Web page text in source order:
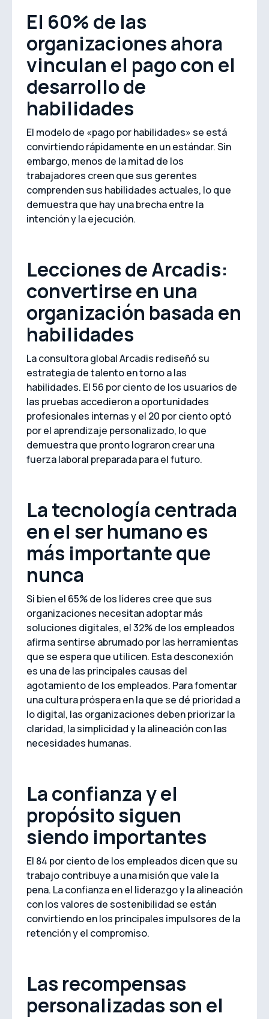
El 60% de las
organizaciones ahora
vinculan el pago con el
desarrollo de
habilidades
El modelo de «pago por habilidades» se está
convirtiendo rápidamente en un estándar. Sin
embargo, menos de la mitad de los
trabajadores creen que sus gerentes
comprenden sus habilidades actuales, lo que
demuestra que hay una brecha entre la
intención y la ejecución.
Lecciones de Arcadis:
convertirse en una
organización basada en
habilidades
La consultora global Arcadis rediseñó su
estrategia de talento en torno a las
habilidades. El 56 por ciento de los usuarios de
las pruebas accedieron a oportunidades
profesionales internas y el 20 por ciento optó
por el aprendizaje personalizado, lo que
demuestra que pronto lograron crear una
fuerza laboral preparada para el futuro.
La tecnología centrada
en el ser humano es
más importante que
nunca
Si bien el 65% de los líderes cree que sus
organizaciones necesitan adoptar más
soluciones digitales, el 32% de los empleados
afirma sentirse abrumado por las herramientas
que se espera que utilicen. Esta desconexión
es una de las principales causas del
agotamiento de los empleados. Para fomentar
una cultura próspera en la que se dé prioridad a
lo digital, las organizaciones deben priorizar la
claridad, la simplicidad y la alineación con las
necesidades humanas.
La confianza y el
propósito siguen
siendo importantes
El 84 por ciento de los empleados dicen que su
trabajo contribuye a una misión que vale la
pena. La confianza en el liderazgo y la alineación
con los valores de sostenibilidad se están
convirtiendo en los principales impulsores de la
retención y el compromiso.
Las recompensas
personalizadas son el